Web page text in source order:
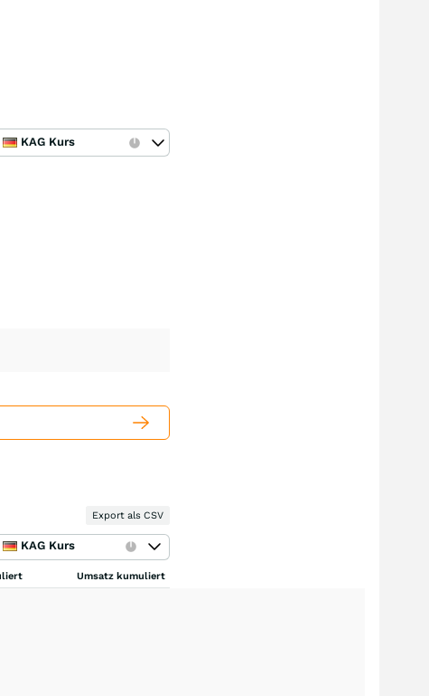
KAG Kurs
Export als CSV
KAG Kurs
Umsatz kumuliert